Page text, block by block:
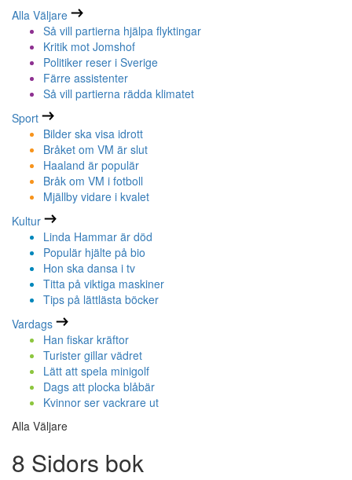
Alla Väljare
Så vill partierna hjälpa flyktingar
Kritik mot Jomshof
Politiker reser i Sverige
Färre assistenter
Så vill partierna rädda klimatet
Sport
Bilder ska visa idrott
Bråket om VM är slut
Haaland är populär
Bråk om VM i fotboll
Mjällby vidare i kvalet
Kultur
Linda Hammar är död
Populär hjälte på bio
Hon ska dansa i tv
Titta på viktiga maskiner
Tips på lättlästa böcker
Vardags
Han fiskar kräftor
Turister gillar vädret
Lätt att spela minigolf
Dags att plocka blåbär
Kvinnor ser vackrare ut
Alla Väljare
8 Sidors bok